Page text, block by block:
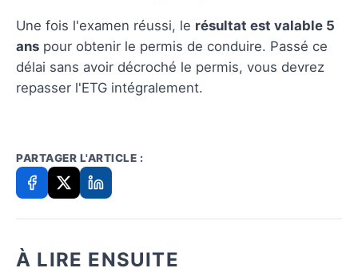
Une fois l'examen réussi, le résultat est valable 5
ans pour obtenir le permis de conduire. Passé ce
délai sans avoir décroché le permis, vous devrez
repasser l'ETG intégralement.
PARTAGER L'ARTICLE :
À LIRE ENSUITE